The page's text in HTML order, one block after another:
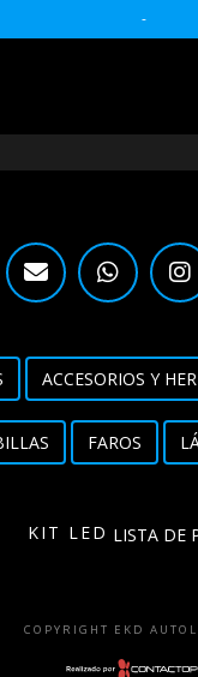
-
Accesorios y
Barras
Electrónica
LED
ACCESORIOS Y
FAROS
KIT LED LISTA DE
COPYRIGHT EKD